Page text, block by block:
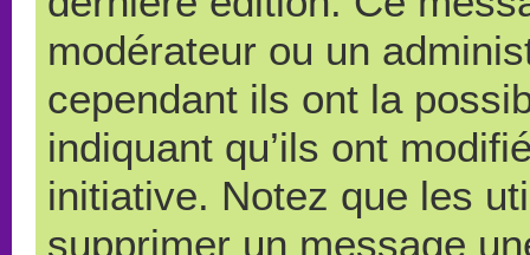
modérateur ou un
cependant ils ont la
indiquant qu’ils ont
initiative. Notez que les
supprimer un message